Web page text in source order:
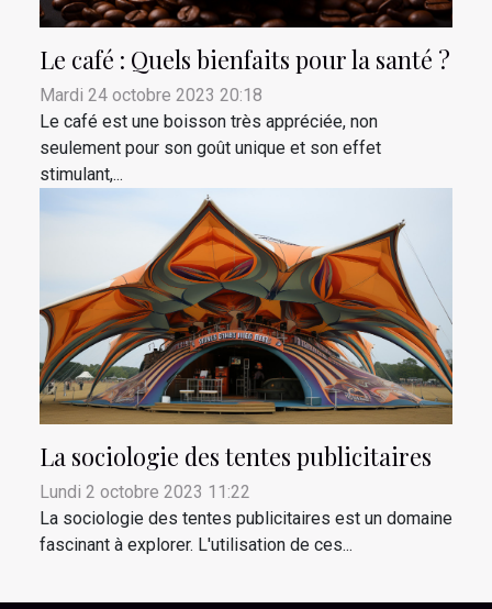
Le café : Quels bienfaits pour la santé ?
Mardi 24 octobre 2023 20:18
Le café est une boisson très appréciée, non
seulement pour son goût unique et son effet
stimulant,...
La sociologie des tentes publicitaires
Lundi 2 octobre 2023 11:22
La sociologie des tentes publicitaires est un domaine
fascinant à explorer. L'utilisation de ces...